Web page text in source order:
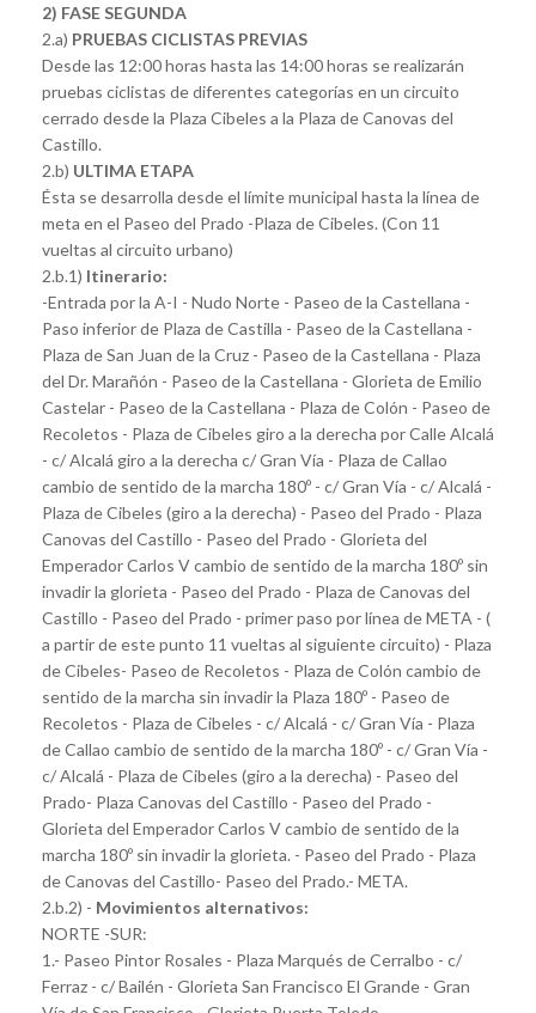
2) FASE SEGUNDA
2.a) PRUEBAS CICLISTAS PREVIAS
Desde las 12:00 horas hasta las 14:00 horas se realizarán
pruebas ciclistas de diferentes categorías en un circuito
cerrado desde la Plaza Cibeles a la Plaza de Canovas del
Castillo.
2.b) ULTIMA ETAPA
Ésta se desarrolla desde el límite municipal hasta la línea de
meta en el Paseo del Prado -Plaza de Cibeles. (Con 11
vueltas al circuito urbano)
2.b.1) Itinerario:
-Entrada por la A-I - Nudo Norte - Paseo de la Castellana -
Paso inferior de Plaza de Castilla - Paseo de la Castellana -
Plaza de San Juan de la Cruz - Paseo de la Castellana - Plaza
del Dr. Marañón - Paseo de la Castellana - Glorieta de Emilio
Castelar - Paseo de la Castellana - Plaza de Colón - Paseo de
Recoletos - Plaza de Cibeles giro a la derecha por Calle Alcalá
- c/ Alcalá giro a la derecha c/ Gran Vía - Plaza de Callao
cambio de sentido de la marcha 180º - c/ Gran Vía - c/ Alcalá -
Plaza de Cibeles (giro a la derecha) - Paseo del Prado - Plaza
Canovas del Castillo - Paseo del Prado - Glorieta del
Emperador Carlos V cambio de sentido de la marcha 180º sin
invadir la glorieta - Paseo del Prado - Plaza de Canovas del
Castillo - Paseo del Prado - primer paso por línea de META - (
a partir de este punto 11 vueltas al siguiente circuito) - Plaza
de Cibeles- Paseo de Recoletos - Plaza de Colón cambio de
sentido de la marcha sin invadir la Plaza 180º - Paseo de
Recoletos - Plaza de Cibeles - c/ Alcalá - c/ Gran Vía - Plaza
de Callao cambio de sentido de la marcha 180º - c/ Gran Vía -
c/ Alcalá - Plaza de Cibeles (giro a la derecha) - Paseo del
Prado- Plaza Canovas del Castillo - Paseo del Prado -
Glorieta del Emperador Carlos V cambio de sentido de la
marcha 180º sin invadir la glorieta. - Paseo del Prado - Plaza
de Canovas del Castillo- Paseo del Prado.- META.
2.b.2) - Movimientos alternativos:
NORTE -SUR:
1.- Paseo Pintor Rosales - Plaza Marqués de Cerralbo - c/
Ferraz - c/ Bailén - Glorieta San Francisco El Grande - Gran